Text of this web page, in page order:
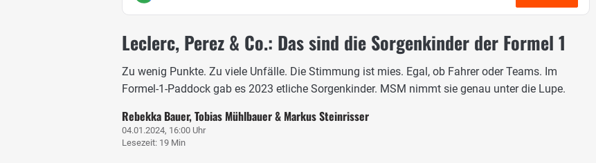
Leclerc, Perez & Co.: Das sind die Sorgenkinder der Formel 1
Zu wenig Punkte. Zu viele Unfälle. Die Stimmung ist mies. Egal, ob Fahrer oder Teams. Im
Formel-1-Paddock gab es 2023 etliche Sorgenkinder. MSM nimmt sie genau unter die Lupe.
Rebekka Bauer, Tobias Mühlbauer & Markus Steinrisser
04.01.2024, 16:00 Uhr
Lesezeit: 19 Min